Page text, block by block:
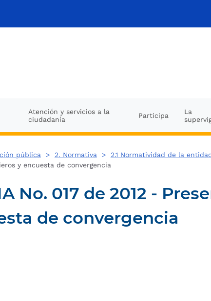
Atención y servicios a la
ciudadanía
Participa
La
pública > 2. Normativa > 2.1 Normatividad de la
y encuesta de convergencia
No. 017 de 2012 -
de convergencia